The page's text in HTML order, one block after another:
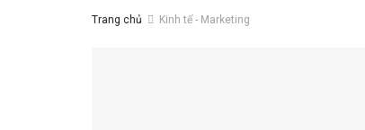
Trang chủ Kinh tế - Marketing